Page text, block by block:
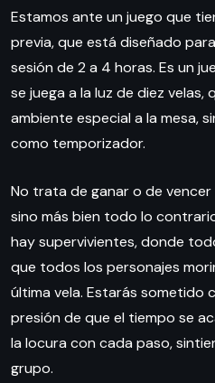
Estamos ante un juego que
previa, que está diseñado
sesión de 2 a 4 horas. Es un
se juega a la luz de diez velas,
ambiente especial a la mesa,
como temporizador.
No trata de ganar o de
sino más bien todo lo
hay supervivientes, donde
que todos los personajes
última vela. Estarás sometido
presión de que el tiempo se
la locura con cada paso,
grupo.